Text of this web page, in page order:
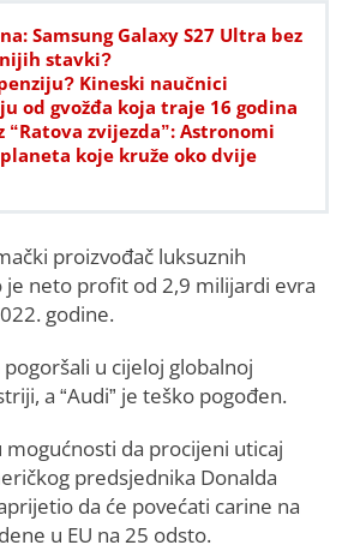
Samsung Galaxy S27 Ultra bez
stavki?
Kineski naučnici
od gvožđa koja traje 16 godina
“Ratova zvijezda”: Astronomi
koje kruže oko dvije
proizvođač luksuznih
neto profit od 2,9 milijardi evra
godine.
u cijeloj globalnoj
a “Audi” je teško pogođen.
mogućnosti da procijeni uticaj
predsjednika Donalda
da će povećati carine na
u EU na 25 odsto.